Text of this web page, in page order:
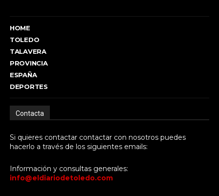
HOME
TOLEDO
TALAVERA
PROVINCIA
ESPAÑA
DEPORTES
Contacta
Si quieres contactar contactar con nosotros puedes
hacerlo a través de los siguientes emails:
Información y consultas generales:
info@eldiariodetoledo.com